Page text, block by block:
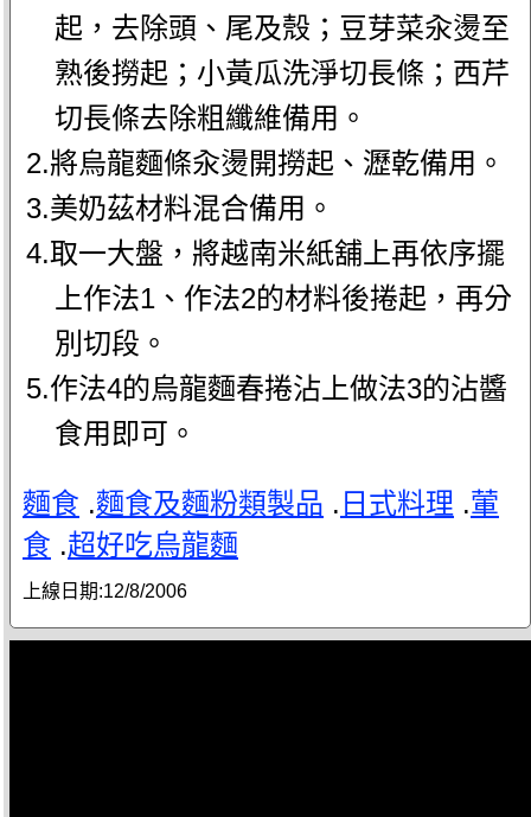
起，去除頭、尾及殼；豆芽菜汆燙至
熟後撈起；小黃瓜洗淨切長條；西芹
切長條去除粗纖維備用。
2.將烏龍麵條汆燙開撈起、瀝乾備用。
3.美奶茲材料混合備用。
4.取一大盤，將越南米紙舖上再依序擺
上作法1、作法2的材料後捲起，再分
別切段。
5.作法4的烏龍麵春捲沾上做法3的沾醬
食用即可。
麵食 .麵食及麵粉類製品 . 日式料理 .葷
食 .超好吃烏龍麵
上線日期:12/8/2006